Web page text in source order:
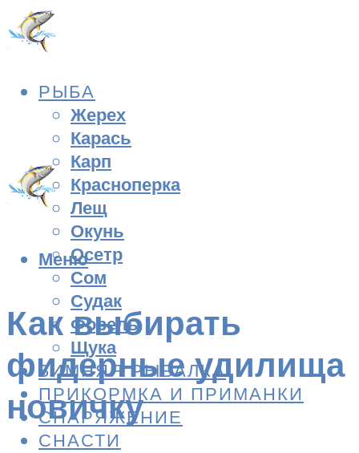
РЫБА
Жерех
Карась
Карп
Красноперка
Лещ
Окунь
Осетр
Сом
Судак
Форель
Щука
ЗИМНЯЯ РЫБАЛКА
ПРИКОРМКА И ПРИМАНКИ
СНАРЯЖЕНИЕ
СНАСТИ
Меню
Как выбирать
фидерные удилища
новичку